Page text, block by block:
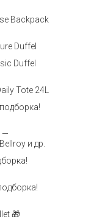
Backpack
Duffel
Duffel
Tote 24L
—
и др.
🎁